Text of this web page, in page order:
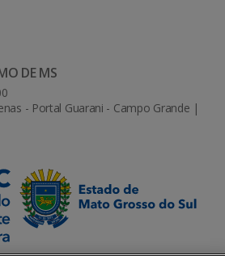
DE MS
- Portal Guarani - Campo Grande |